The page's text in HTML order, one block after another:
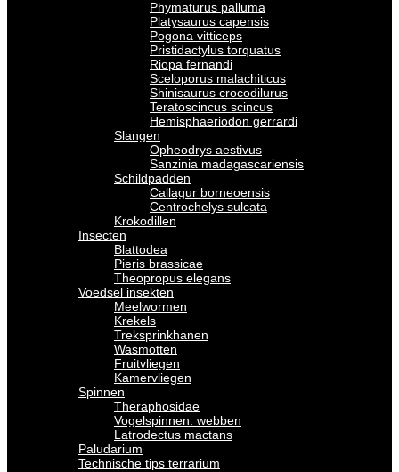
Phymaturus palluma
Platysaurus capensis
Pogona vitticeps
Pristidactylus torquatus
Riopa fernandi
Sceloporus malachiticus
Shinisaurus crocodilurus
Teratoscincus scincus
Hemisphaeriodon gerrardi
Slangen
Opheodrys aestivus
Sanzinia madagascariensis
Schildpadden
Callagur borneoensis
Centrochelys sulcata
Krokodillen
Insecten
Blattodea
Pieris brassicae
Theopropus elegans
Voedsel insekten
Meelwormen
Krekels
Treksprinkhanen
Wasmotten
Fruitvliegen
Kamervliegen
Spinnen
Theraphosidae
Vogelspinnen: webben
Latrodectus mactans
Paludarium
Technische tips terrarium